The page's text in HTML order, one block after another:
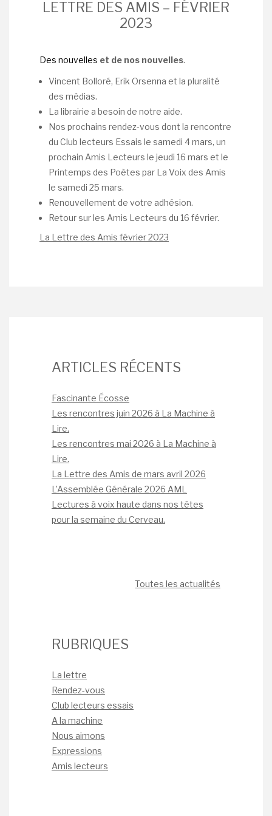
LETTRE DES AMIS – FÉVRIER
2023
Des nouvelles et de nos nouvelles.
Vincent Bolloré, Erik Orsenna et la pluralité
des médias.
La librairie a besoin de notre aide.
Nos prochains rendez-vous dont la rencontre
du Club lecteurs Essais le samedi 4 mars, un
prochain Amis Lecteurs le jeudi 16 mars et le
Printemps des Poètes par La Voix des Amis
le samedi 25 mars.
Renouvellement de votre adhésion.
Retour sur les Amis Lecteurs du 16 février.
La Lettre des Amis février 2023
ARTICLES RÉCENTS
Fascinante Écosse
Les rencontres juin 2026 à La Machine à
Lire.
Les rencontres mai 2026 à La Machine à
Lire.
La Lettre des Amis de mars avril 2026
L’Assemblée Générale 2026 AML
Lectures à voix haute dans nos têtes
pour la semaine du Cerveau.
Toutes les actualités
RUBRIQUES
La lettre
Rendez-vous
Club lecteurs essais
A la machine
Nous aimons
Expressions
Amis lecteurs